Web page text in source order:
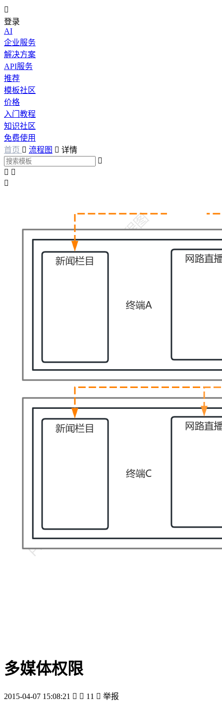

登录
AI
企业服务
解决方案
API服务
推荐
模板社区
价格
入门教程
知识社区
免费使用
首页  流程图  详情

 

多媒体权限
2015-04-07 15:08:21   11  举报